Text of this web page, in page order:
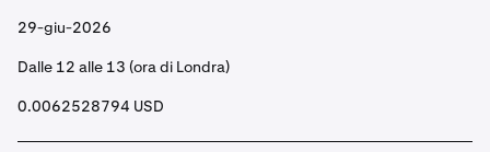
29-giu-2026
Dalle 12 alle 13 (ora di Londra)
0.0062528794 USD